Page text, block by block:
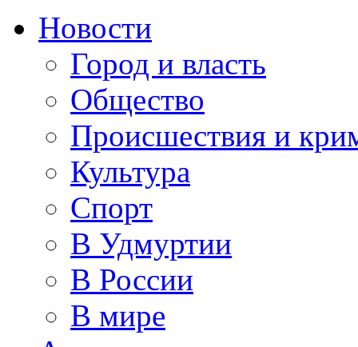
Новости
Город и власть
Общество
Происшествия и
Культура
Спорт
В Удмуртии
В России
В мире